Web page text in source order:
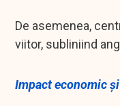
De asemenea,
viitor, subliniind
Impact economic